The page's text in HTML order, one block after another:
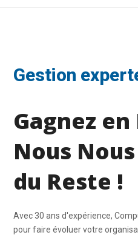
Gestion
Gagnez
Nous
du Reste !
Avec 30 ans d'expérience,
pour faire évoluer votre